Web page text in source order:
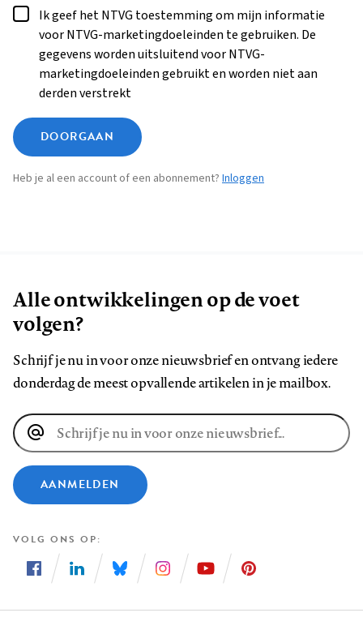
Ik geef het NTVG toestemming om mijn informatie
voor NTVG-marketingdoeleinden te gebruiken. De
gegevens worden uitsluitend voor NTVG-
marketingdoeleinden gebruikt en worden niet aan
derden verstrekt
DOORGAAN
Heb je al een account of een abonnement? Inloggen
Alle ontwikkelingen op de voet
volgen?
Schrijf je nu in voor onze nieuwsbrief en ontvang iedere
donderdag de meest opvallende artikelen in je mailbox.
E-
mailadres
AANMELDEN
VOLG ONS OP
ons
ons
ons
ons
ons
ons